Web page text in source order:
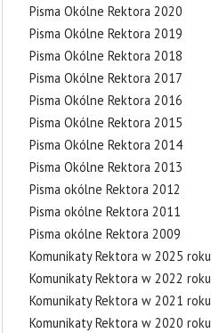
Pisma Okólne Rektora 2020
Pisma Okólne Rektora 2019
Pisma Okólne Rektora 2018
Pisma Okólne Rektora 2017
Pisma Okólne Rektora 2016
Pisma Okólne Rektora 2015
Pisma Okólne Rektora 2014
Pisma Okólne Rektora 2013
Pisma okólne Rektora 2012
Pisma okólne Rektora 2011
Pisma okólne Rektora 2009
Komunikaty Rektora w 2025 roku
Komunikaty Rektora w 2022 roku
Komunikaty Rektora w 2021 roku
Komunikaty Rektora w 2020 roku